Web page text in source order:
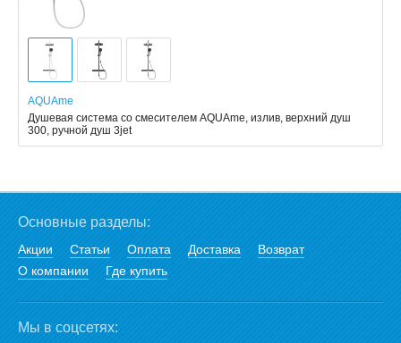
AQUAme
Душевая система со смесителем AQUAme, излив, верхний душ
300, ручной душ 3jet
Основные разделы:
Акции Статьи Оплата Доставка
Возврат
О компании
Где купить
Мы в соцсетях: